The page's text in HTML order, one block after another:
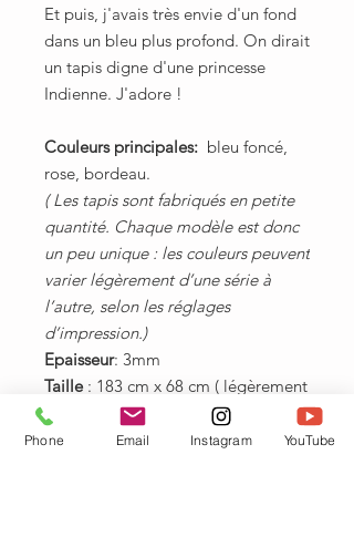
Et puis, j'avais très envie d'un fond
dans un bleu plus profond. On dirait
un tapis digne d'une princesse
Indienne. J'adore !
Couleurs principales: bleu foncé,
rose, bordeau.
( Les tapis sont fabriqués en petite
quantité. Chaque modèle est donc
un peu unique : les couleurs peuvent
varier légèrement d’une série à
l’autre, selon les réglages
d’impression.​​​​​​)
Epaisseur: 3mm
Taille: 183 cm x 68 cm ( légèrement
plus large et long que la moyenne,
pour ne pas se sentir à l’étroit )
Phone Email Instagram YouTube